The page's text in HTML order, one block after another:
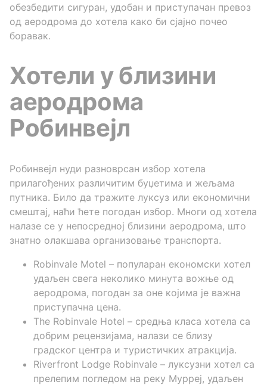
обезбедити сигуран, удобан и приступачан превоз
од аеродрома до хотела како би сјајно почео
боравак.
Хотели у близини
аеродрома
Робинвејл
Робинвејл нуди разноврсан избор хотела
прилагођених различитим буџетима и жељама
путника. Било да тражите луксуз или економични
смештај, наћи ћете погодан избор. Многи од хотела
налазе се у непосредној близини аеродрома, што
знатно олакшава организовање транспорта.
Robinvale Motel – популаран економски хотел
удаљен свега неколико минута вожње од
аеродрома, погодан за оне којима је важна
приступачна цена.
The Robinvale Hotel – средња класа хотела са
добрим рецензијама, налази се близу
градског центра и туристичких атракција.
Riverfront Lodge Robinvale – луксузни хотел са
прелепим погледом на реку Мурреј, удаљен